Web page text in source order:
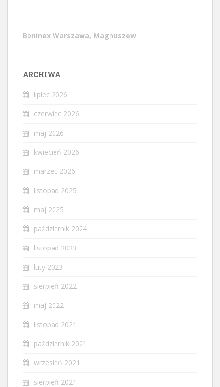
Boninex Warszawa, Magnuszew
ARCHIWA
lipiec 2026
czerwiec 2026
maj 2026
kwiecień 2026
marzec 2026
listopad 2025
maj 2025
październik 2024
listopad 2023
luty 2023
sierpień 2022
maj 2022
listopad 2021
październik 2021
wrzesień 2021
sierpień 2021